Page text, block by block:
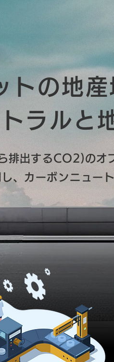
トの地
ラルと
排出するCO2)のオ
、 カーボンニュー